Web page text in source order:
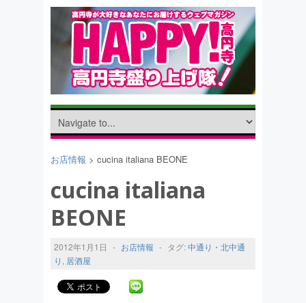
お店情報 > cucina italiana BEONE
cucina italiana
BEONE
2012年1月1日 - お店情報 - タグ:中通り・北中通
り , 居酒屋